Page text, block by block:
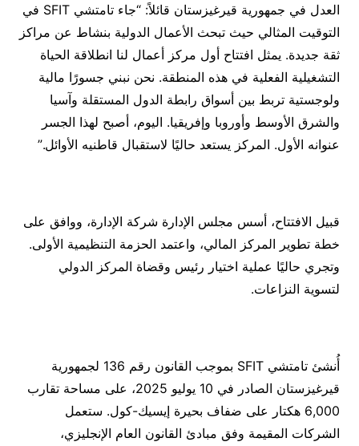
العدل في جمهورية قيرغيزستان قائلاً: “جاء تامتشي SFIT في
التوقيت المثالي حيث تبحث الأعمال الدولية بنشاط عن مراكز
ثقة جديدة. يمثل افتتاح أول مركز أعمال لنا انطلاقة الحياة
التشغيلية الفعلية في هذه المنطقة. نحن نبني جسورًا مالية
ولوجستية تربط بين أسواق رابطة الدول المستقلة وآسيا
والشرق الأوسط وأوروبا وإفريقيا. اليوم، أصبح لهذا الجسر
عنوانه الأول. المركز يستعد حاليًا لاستقبال قاطنيه الأوائل.”
قبيل الافتتاح، أسس مجلس الإدارة شركة الإدارة، ووافق على
خطة تطوير المركز المالي، واعتمد الحزمة التنظيمية الأولى.
وتجري حاليًا عملية اختيار رئيس وقضاة المركز الدولي
لتسوية النزاعات.
أُنشئ تامتشي SFIT بموجب القانون رقم 136 لجمهورية
قيرغيزستان الصادر في 10 يوليو 2025، على مساحة تقارب
6,000 هكتار على ضفاف بحيرة إيسيك-كول. ستعمل
الشركات المقيمة وفق مبادئ القانون العام الإنجليزي،